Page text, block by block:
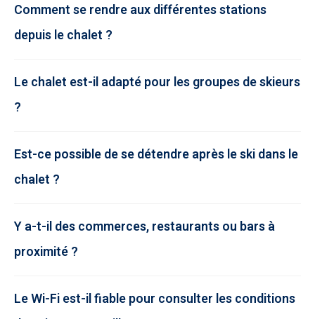
Comment se rendre aux différentes stations
depuis le chalet ?
Le chalet est-il adapté pour les groupes de skieurs
?
Est-ce possible de se détendre après le ski dans le
chalet ?
Y a-t-il des commerces, restaurants ou bars à
proximité ?
Le Wi-Fi est-il fiable pour consulter les conditions